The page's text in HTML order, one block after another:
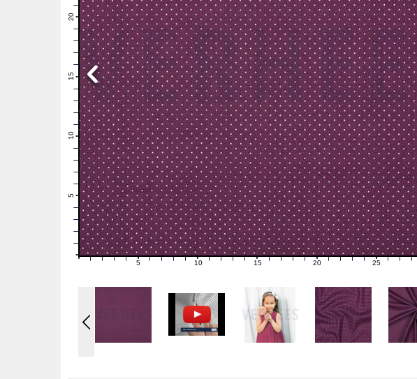
0
1
5
6
7
10
11
12
13
14
15
16
17
18
19
20
21
0 1 2 3 4 5 6 7 8 9 10 11 12 13 14 15 16 17 18 19 20 21 22 23 24 25 26 27 28